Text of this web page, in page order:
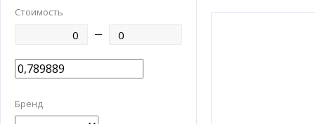
Стоимость
Бренд